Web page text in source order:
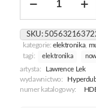
Aidol
SKU:
kategorie:elektronika,
tagi:
elektronika
artysta:
Lawrence Lek
wydawnictwo:
numer katalogowy: